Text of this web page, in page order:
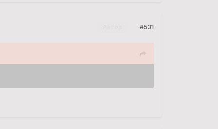
#531